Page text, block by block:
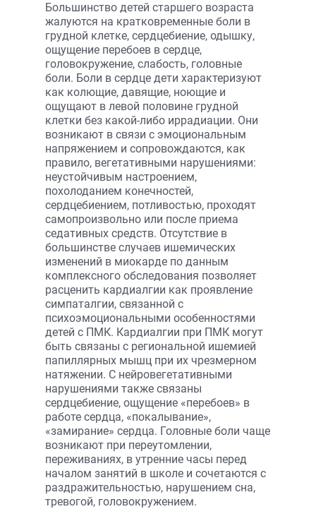
Большинство детей старшего возраста
жалуются на кратковременные боли в
грудной клетке, сердцебиение, одышку,
ощущение перебоев в сердце,
головокружение, слабость, головные
боли. Боли в сердце дети характеризуют
как колющие, давящие, ноющие и
ощущают в левой половине грудной
клетки без какой-либо иррадиации. Они
возникают в связи с эмоциональным
напряжением и сопровождаются, как
правило, вегетативными нарушениями:
неустойчивым настроением,
похолоданием конечностей,
сердцебиением, потливостью, проходят
самопроизвольно или после приема
седативных средств. Отсутствие в
большинстве случаев ишемических
изменений в миокарде по данным
комплексного обследования позволяет
расценить кардиалгии как проявление
симпаталгии, связанной с
психоэмоциональными особенностями
детей с ПМК. Кардиалгии при ПМК могут
быть связаны с региональной ишемией
папиллярных мышц при их чрезмерном
натяжении. С нейровегетативными
нарушениями также связаны
сердцебиение, ощущение «перебоев» в
работе сердца, «покалывание»,
«замирание» сердца. Головные боли чаще
возникают при переутомлении,
переживаниях, в утренние часы перед
началом занятий в школе и сочетаются с
раздражительностью, нарушением сна,
тревогой, головокружением.